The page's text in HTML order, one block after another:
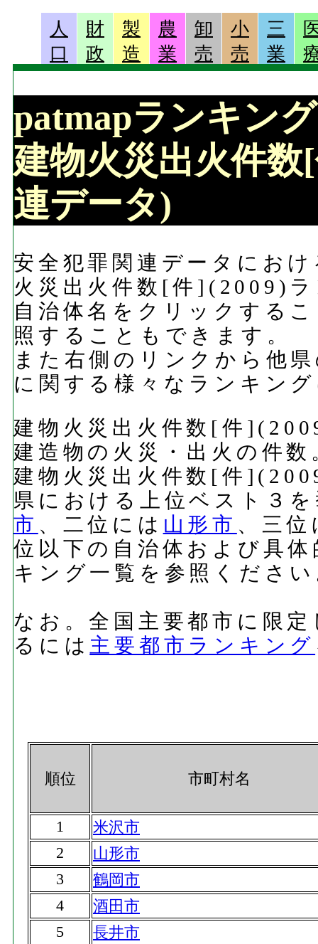
人
口
財
政
製
造
農
業
卸
売
小
売
三
業
patmapランキン
建物火災出火件数
連データ)
安全犯罪関連データにお
火災出火件数[件](2009)
自治体名をクリックする
照することもできます。
また右側のリンクから他
に関する様々なランキン
建物火災出火件数[件
建造物の火災・出火の件数
建物火災出火件数[件
県における上位ベスト３
市 、二位には 山形市 、三位
位以下の自治体および具
キング一覧を参照くださ
なお。全国主要都市に限
るには 主要都市ランキング
順位 市町村名
1
米沢市
2
山形市
3
鶴岡市
4
酒田市
5
長井市